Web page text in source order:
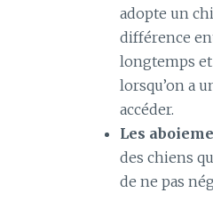
adopte un
différence
longtemps
lorsqu’on a
accéder.
Les
des chiens
de ne pas